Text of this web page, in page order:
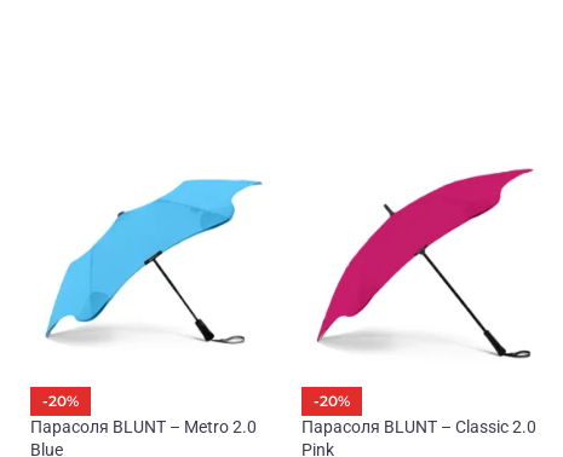
-20%
Парасоля BLUNT – Metro 2.0
Blue
-20%
Парасоля BLUNT – Classic 2.0
Pink